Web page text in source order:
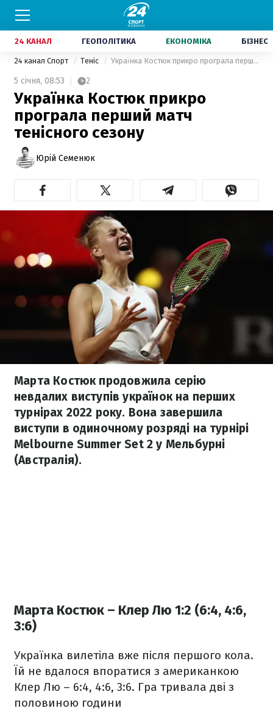
24 КАНАЛ ГЕОПОЛІТИКА ЕКОНОМІКА БІЗНЕС
24 канал Спорт Теніс Українка Костюк прикро програла перший матч тенісного сезону
5 січня, 08:53 2
Українка Костюк прикро
програла перший матч
тенісного сезону
Юрій Семенюк
Марта Костюк продовжила серію
невдалих виступів українок на перших
турнірах 2022 року. Вона завершила
виступи в одиночному розряді на турнірі
Melbourne Summer Set 2 у Мельбурні
(Австралія).
Марта Костюк – Клер Лю 1:2 (6:4, 4:6,
3:6)
Українка вилетіла вже після першого кола.
Їй не вдалося впоратися з американкою
Клер Лю – 6:4, 4:6, 3:6. Гра тривала дві з
половиною години